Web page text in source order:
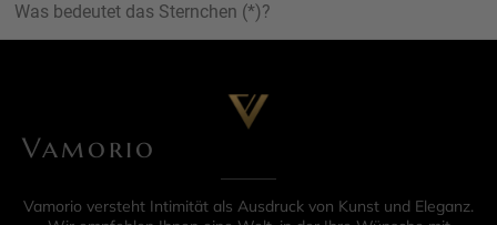
Was bedeutet das Sternchen (*)?
Vamorio
Vamorio versteht Intimität als Ausdruck von Kunst und Eleganz.